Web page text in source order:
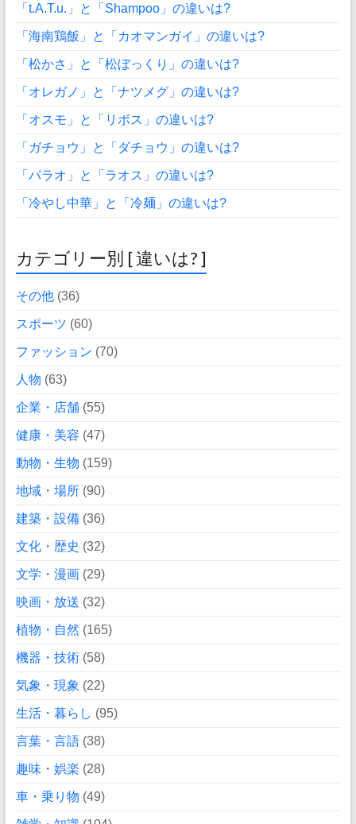
「t.A.T.u.」と「Shampoo」の違いは?
「海南鶏飯」と「カオマンガイ」の違いは?
「松かさ」と「松ぼっくり」の違いは?
「オレガノ」と「ナツメグ」の違いは?
「オスモ」と「リボス」の違いは?
「ガチョウ」と「ダチョウ」の違いは?
「パラオ」と「ラオス」の違いは?
「冷やし中華」と「冷麺」の違いは?
カテゴリー別 [ 違いは? ]
その他(36)
スポーツ (60)
ファッション (70)
人物 (63)
企業・店舗(55)
健康・美容 (47)
動物・生物 (159)
地域・場所(90)
建築・設備(36)
文化・歴史 (32)
文学・漫画 (29)
映画・放送 (32)
植物・自然 (165)
機器・技術(58)
気象・現象 (22)
生活・暮らし (95)
言葉・言語(38)
趣味・娯楽 (28)
車・乗り物 (49)